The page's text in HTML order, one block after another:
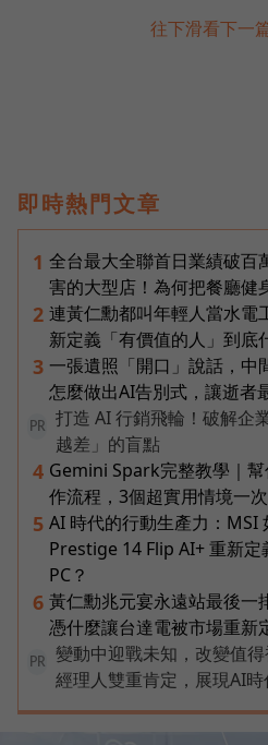
往下滑看下一
即時熱門文章
1 全台最大全聯首日業績破百
害的大型店！為何把餐廳健
2 連黃仁勳都叫年輕人當水電
新定義「有價值的人」到底
3 一張遺照「開口」說話，中
怎麼做出AI告別式，讓逝者
PR
打造 AI 行銷飛輪！破解企
越差」的盲點
4 Gemini Spark完整教學｜
作流程，3個超實用情境一
5 AI 時代的行動生產力：MSI
Prestige 14 Flip AI+ 重新
PC？
6 黃仁勳兆元宴永遠站最後一
憑什麼讓台達電被市場重新
PR
變動中迎戰未知，改變值
經理人雙重肯定，展現AI